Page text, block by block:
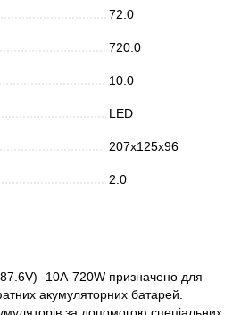
72.0
720.0
10.0
LED
207x125x96
2.0
-10A-720W призначено для
акумуляторних батарей.